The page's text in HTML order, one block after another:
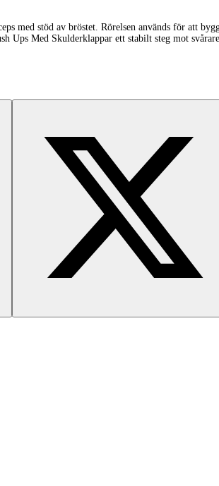
med stöd av bröstet. Rörelsen används för att
Med Skulderklappar ett stabilt steg mot